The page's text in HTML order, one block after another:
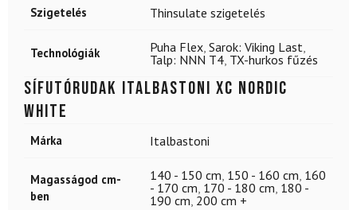
Szigetelés Thinsulate szigetelés
Technológiák Puha Flex, Sarok: Viking Last,
Talp: NNN T4, TX-hurkos fűzés
Sífutórudak ITALBASTONI XC Nordic
White
Márka Italbastoni
Magasságod cm-
ben
140 - 150 cm, 150 - 160 cm, 160
- 170 cm, 170 - 180 cm, 180 -
190 cm, 200 cm +